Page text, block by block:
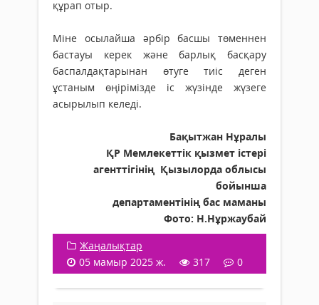
құрап отыр.
Міне осылайша әрбір басшы төменнен
бастауы керек және барлық басқару
баспалдақтарынан өтуге тиіс деген
ұстаным өңірімізде іс жүзінде жүзеге
асырылып келеді.
Бақытжан Нұралы
ҚР Мемлекеттік қызмет істері
агенттігінің Қызылорда облысы
бойынша
департаментінің бас маманы
Фото: Н.Нұржаубай
Жаңалықтар
05 мамыр 2025 ж.
317 0